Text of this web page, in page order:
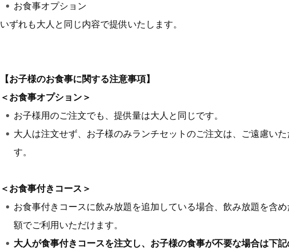
お食事オプション
いずれも大人と同じ内容で提供いたします。
【お子様のお食事に関する注意事項】
＜お食事オプション＞
お子様用のご注文でも、提供量は大人と同じです。
大人は注文せず、お子様のみランチセットのご注文は、ご遠慮いた
す。
＜お食事付きコース＞
お食事付きコースに飲み放題を追加している場合、飲み放題を含
額でご利用いただけます。
大人が食事付きコースを注文し、お子様の食事が不要な場合は下記